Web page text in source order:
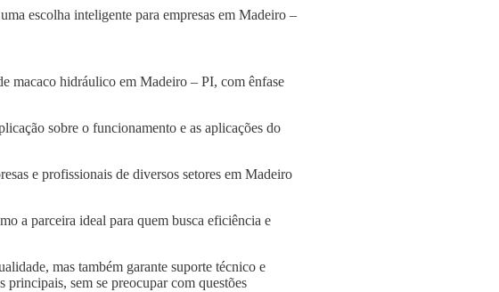
escolha inteligente para empresas em Madeiro –
macaco hidráulico em Madeiro – PI, com ênfase
sobre o funcionamento e as aplicações do
e profissionais de diversos setores em Madeiro
a parceira ideal para quem busca eficiência e
mas também garante suporte técnico e
principais, sem se preocupar com questões